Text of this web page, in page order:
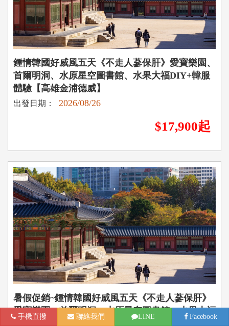
鍾情韓國好威風五天《不走人蔘保肝》愛寶樂園、
首爾明洞、水原星空圖書館、水果大福DIY+韓服
體驗【高雄金浦德威】
出發日期： 2026/08/26
$17,900起
暑假促銷~鍾情韓國好威風五天《不走人蔘保肝》
愛寶樂園、首爾明洞、水原星空圖書館、水果大福
DIY【高雄仁川德威】
手機直撥 聯絡我們 LINE Facebook